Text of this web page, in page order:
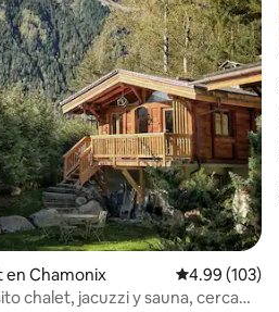
en Chamonix Calificación
4.99 (103)
chalet, jacuzzi y sauna, cerca